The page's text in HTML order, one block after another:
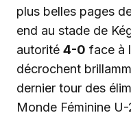
plus belles pages
end au stade de
autorité 4-0 face à
décrochent
dernier tour des
Monde Féminine